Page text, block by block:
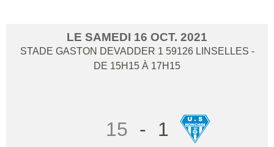
LE SAMEDI 16 OCT. 2021
STADE GASTON DEVADDER 1 59126 LINSELLES -
DE 15H15 À 17H15
15 - 1